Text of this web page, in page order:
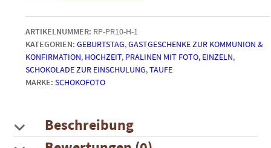
Du
da
bist!"
|
bestellen
ohne
ARTIKELNUMMER: RP-PR10-H-1
KATEGORIEN: GEBURTSTAG,GASTGESCHENKE ZUR KOMMUNION &
KONFIRMATION, HOCHZEIT, PRALINEN MIT FOTO, EINZELN,
SCHOKOLADE ZUR EINSCHULUNG,TAUFE
MARKE:SCHOKOFOTO
Beschreibung